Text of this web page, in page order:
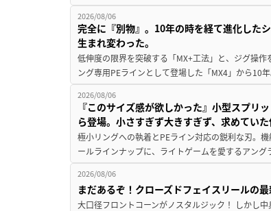
2026/08/06
完全に『別物』。10年の時を経て進化した
生まれ変わった。
低伸度の限界を突破する「MX+工法」と、ジグ操
ング専用PEラインとして登場した「MX4」から10
2026/08/06
『このサイズ感が欲しかった』小型スプリ
ら登場。小さすぎず大きすぎず、求めていた
極小リングへの執着とPEライン対応の鋭利な刃。
ールラインナップに、ライトゲームを愛するアン
2026/08/06
まだあるぞ！クローズドフェイスリールの
大口径フロントコーンがノスタルジック！ しかし